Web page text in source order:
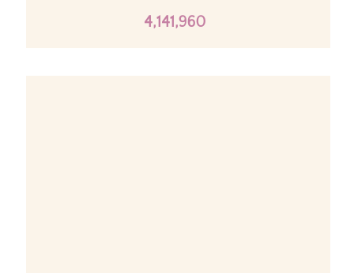
4,141,960